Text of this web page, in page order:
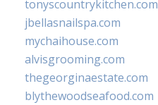
tonyscountrykitchen.com
jbellasnailspa.com
mychaihouse.com
alvisgrooming.com
thegeorginaestate.com
blythewoodseafood.com